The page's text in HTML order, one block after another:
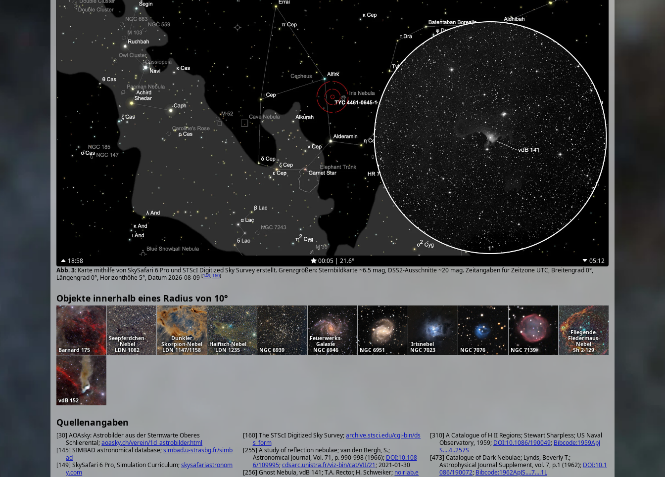
18:58 00:05 | 21.6°
05:12
Karte mithilfe von SkySafari 6 Pro und STScI Digitized Sky Survey erstellt. Grenzgrößen: Sternbildkarte ~6.5 mag, DSS2-Ausschnitte ~20 mag. Zeitangaben für Zeitzone UTC, Breitengrad 0°,
Längengrad 0°, Horizonthöhe 5°, Datum 2026-08-09 [149, 160]
Objekte innerhalb eines Radius von 10°
Barnard 175
Seepferdchen-
Nebel
LDN 1082
Dunkler
Skorpion-Nebel
LDN 1147/1158
Haifisch-Nebel
LDN 1235
NGC 6939
Feuerwerks-
Galaxie
NGC 6946
NGC 6951
Irisnebel
NGC 7023
NGC 7076 NGC 7139
Fliegende-
Fledermaus-
Nebel
Sh 2-129
vdB 152
Quellenangaben
[30] AOAsky: Astrobilder aus der Sternwarte Oberes
Schlierental;aoasky.ch/verein/1d_astrobilder.html
[145] SIMBAD astronomical database;simbad.u-strasbg.fr/simb
ad
[149] SkySafari 6 Pro, Simulation Curriculum;skysafariastronom
y.com
[160] The STScI Digitized Sky Survey;archive.stsci.edu/cgi-bin/ds
s_form
[255] A study of reflection nebulae; van den Bergh, S.;
Astronomical Journal, Vol. 71, p. 990-998 (1966); DOI:10.108
6/109995;cdsarc.unistra.fr/viz-bin/cat/VII/21; 2021-01-30
[256] Ghost Nebula, vdB 141; T.A. Rector, H. Schweiker; noirlab.e
[310] A Catalogue of H II Regions; Stewart Sharpless; US Naval
Observatory, 1959; DOI:10.1086/190049; Bibcode:1959ApJ
S....4..257S
[473] Catalogue of Dark Nebulae; Lynds, Beverly T.;
Astrophysical Journal Supplement, vol. 7, p.1 (1962); DOI:10.1
086/190072; Bibcode:1962ApJS....7....1L